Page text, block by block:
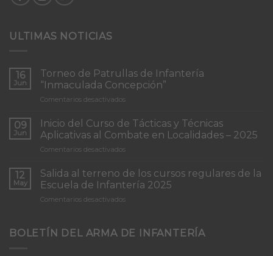
ULTIMAS NOTICIAS
16
Jun
Torneo de Patrullas de Infantería
“Inmaculada Concepción”
Comentarios desactivadosen
de
Patrullas
de
Infantería
Concepción”
09
Jun
Inicio del Curso de Tácticas y Técnicas
Aplicativas al Combate en Localidades – 2025
Comentarios desactivadosen
del
Curso
de
Tácticas
Aplicativas
12
May
Salida al terreno de los cursos regulares de la
Escuela de Infantería 2025
Comentarios desactivadosen
terreno
BOLETÍN DEL ARMA DE INFANTERÍA